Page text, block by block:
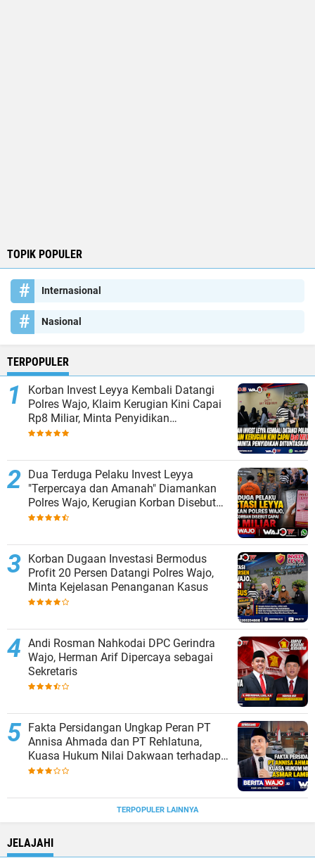
TOPIK POPULER
Internasional
Nasional
TERPOPULER
Korban Invest Leyya Kembali Datangi
Polres Wajo, Klaim Kerugian Kini Capai
Rp8 Miliar, Minta Penyidikan
Dituntaskan
Dua Terduga Pelaku Invest Leyya
"Terpercaya dan Amanah" Diamankan
Polres Wajo, Kerugian Korban Disebut
Capai Rp8 Miliar
Korban Dugaan Investasi Bermodus
Profit 20 Persen Datangi Polres Wajo,
Minta Kejelasan Penanganan Kasus
Andi Rosman Nahkodai DPC Gerindra
Wajo, Herman Arif Dipercaya sebagai
Sekretaris
Fakta Persidangan Ungkap Peran PT
Annisa Ahmada dan PT Rehlatuna,
Kuasa Hukum Nilai Dakwaan terhadap
Asmar Lambo Tidak Berdasar
TERPOPULER LAINNYA
JELAJAHI